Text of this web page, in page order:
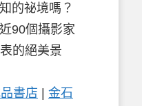
的祕境嗎？
90個攝影家
的絕美景
書店 | 金石